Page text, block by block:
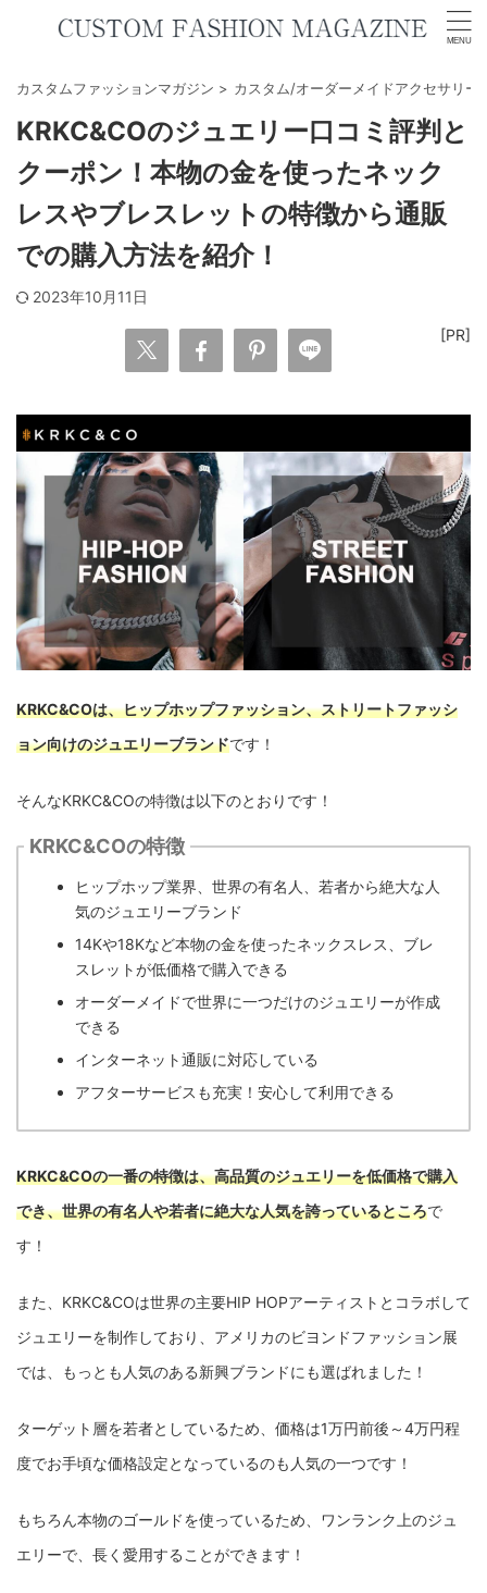
カスタムファッションマガジン > カスタム/オーダーメイドアクセサリー
KRKC&COのジュエリー口コミ評判と
クーポン！本物の金を使ったネック
レスやブレスレットの特徴から通販
での購入方法を紹介！
2023年10月11日
[PR]
KRKC&COは、ヒップホップファッション、ストリートファッシ
ョン向けのジュエリーブランドです！
そんなKRKC&COの特徴は以下のとおりです！
KRKC&COの特徴
ヒップホップ業界、世界の有名人、若者から絶大な人
気のジュエリーブランド
14Kや18Kなど本物の金を使ったネックスレス、ブレ
スレットが低価格で購入できる
オーダーメイドで世界に一つだけのジュエリーが作成
できる
インターネット通販に対応している
アフターサービスも充実！安心して利用できる
KRKC&COの一番の特徴は、高品質のジュエリーを低価格で購入
でき、世界の有名人や若者に絶大な人気を誇っているところで
す！
また、KRKC&COは世界の主要HIP HOPアーティストとコラボして
ジュエリーを制作しており、アメリカのビヨンドファッション展
では、もっとも人気のある新興ブランドにも選ばれました！
ターゲット層を若者としているため、価格は1万円前後～4万円程
度でお手頃な価格設定となっているのも人気の一つです！
もちろん本物のゴールドを使っているため、ワンランク上のジュ
エリーで、長く愛用することができます！